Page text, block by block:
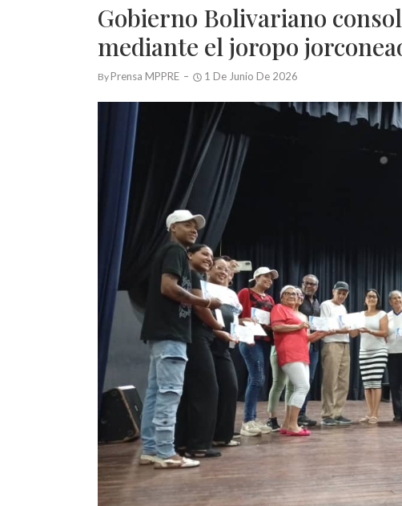
Gobierno Bolivariano
mediante el joropo
By Prensa MPPRE 1 De Junio De 2026